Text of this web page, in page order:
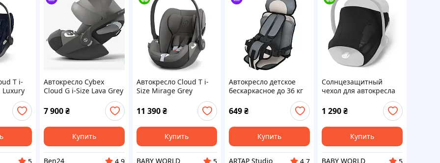
T i-
Luxury
Автокресло Cybex
Cloud G i-Size Lava Grey
7 900₴
Купить
Ben24
Автокресло Cloud T i-
Size Mirage Grey
11 390 ₴
Купить
BABY WORLD
Автокресло детское
бескаркасное до 36 кг
649₴
Купить
ARTAP Studio
Солнцезащитный
чехол для автокресла
1 290₴
Купить
BABY WORLD